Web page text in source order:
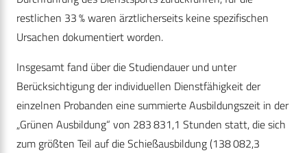
restlichen 33 % waren ärztlicherseits keine spezifischen
Ursachen dokumentiert worden.
Insgesamt fand über die Studiendauer und unter
Berücksichtigung der individuellen Dienstfähigkeit der
einzelnen Probanden eine summierte Ausbildungszeit in der
„Grünen Ausbildung“ von 283 831,1 Stunden statt, die sich
zum größten Teil auf die Schießausbildung (138 082,3